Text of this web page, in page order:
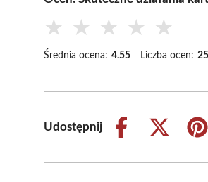
★ ★ ★ ★ ★
Średnia ocena: 4.55 Liczba ocen: 25
Udostępnij
Share
Share
(Twitter)